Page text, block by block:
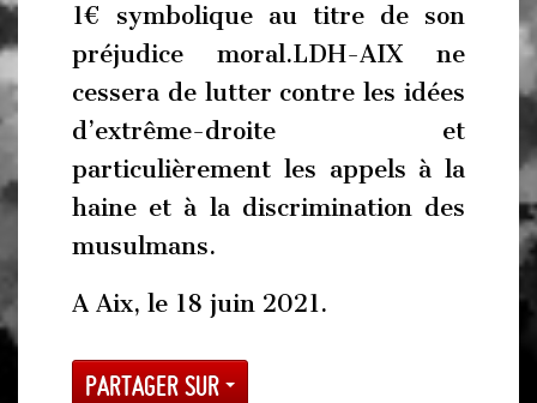
1€ symbolique au titre de son
préjudice moral.LDH-AIX ne
cessera de lutter contre les idées
d’extrême-droite et
particulièrement les appels à la
haine et à la discrimination des
musulmans.
A Aix, le 18 juin 2021.
Partager sur